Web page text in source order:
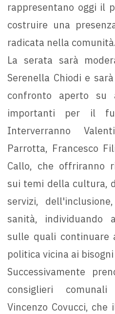
rappresentano oggi il
costruire una
radicata nella
La serata sarà
Serenella Chiodi e
confronto aperto
importanti per il
Interverranno
Parrotta, Francesco
Callo, che offriranno
sui temi della cultura,
servizi,
sanità, individuando
sulle quali continuare
politica vicina ai
Successivamente
consiglieri
Vincenzo Covucci,